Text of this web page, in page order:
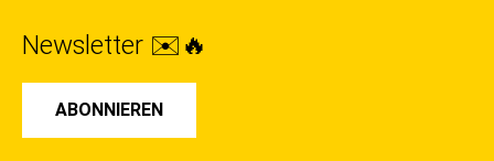
Newsletter ✉️🔥
ABONNIEREN